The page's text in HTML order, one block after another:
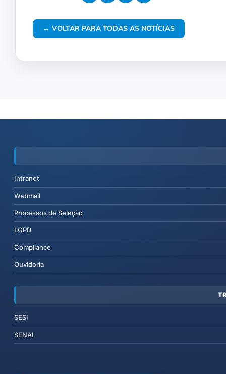
← VOLTAR PARA TODAS AS NOTÍCIAS
Intranet
Webmail
Processos de Seleção
LGPD
Compliance
Ouvidoria
SESI
SENAI